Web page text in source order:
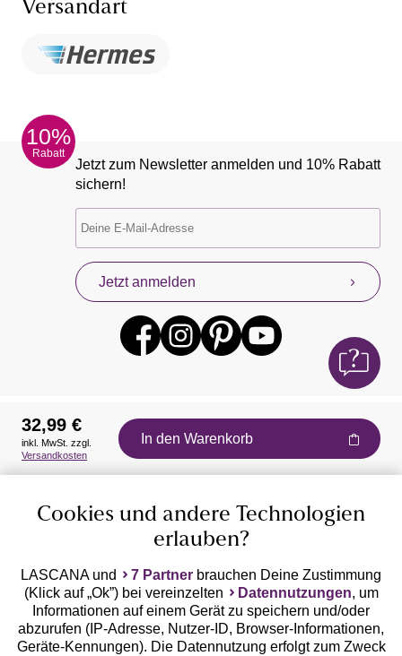
Versandart
10%
Rabatt
Jetzt zum Newsletter anmelden und 10% Rabatt
sichern!
Jetzt anmelden
Auszeichnungen
Geprüfte Sicherheit
32,99 €
inkl. MwSt. zzgl.
Versandkosten
In den Warenkorb
Cookies und andere Technologien
erlauben?
LASCANA und 7 Partner brauchen Deine Zustimmung
(Klick auf „Ok”) bei vereinzelten
Datennutzungen, um
Informationen auf einem Gerät zu speichern und/oder
abzurufen (IP-Adresse, Nutzer-ID, Browser-Informationen,
Geräte-Kennungen). Die Datennutzung erfolgt zum Zweck